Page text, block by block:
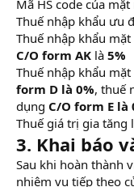
Mã HS code của
Thuế nhập khẩu ưu
Thuế nhập khẩu
C/O form AK là 5%
Thuế nhập khẩu
form D là 0%, thuế
dụng C/O form E là
Thuế giá trị gia tăng
3. Khai báo
Sau khi hoàn thành
nhiệm vụ tiếp theo